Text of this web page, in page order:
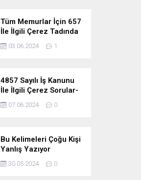
Tüm Memurlar İçin 657
İle İlgili Çerez Tadında
Deneme Sınavı
03.06.2024 1
4857 Sayılı İş Kanunu
İle İlgili Çerez Sorular-
Deneme Sınavı
07.06.2024 0
Bu Kelimeleri Çoğu Kişi
Yanlış Yazıyor
30.05.2024 0